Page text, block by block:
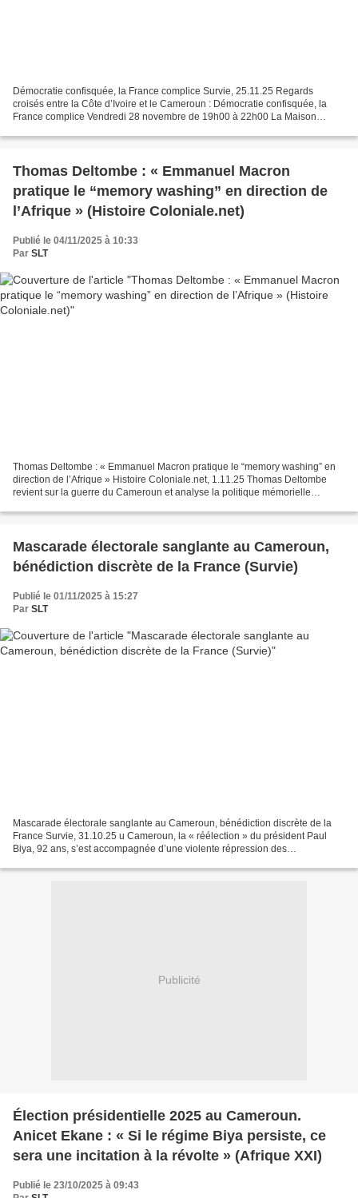
Démocratie confisquée, la France complice Survie, 25.11.25 Regards
croisés entre la Côte d’Ivoire et le Cameroun : Démocratie confisquée, la
France complice Vendredi 28 novembre de 19h00 à 22h00 La Maison
Thomas Deltombe : « Emmanuel Macron
pratique le “memory washing” en direction de
l’Afrique » (Histoire Coloniale.net)
Publié le 04/11/2025 à 10:33
Par SLT
Thomas Deltombe : « Emmanuel Macron pratique le “memory washing” en
direction de l’Afrique » Histoire Coloniale.net, 1.11.25 Thomas Deltombe
revient sur la guerre du Cameroun et analyse la politique mémorielle
Mascarade électorale sanglante au Cameroun,
bénédiction discrète de la France (Survie)
Publié le 01/11/2025 à 15:27
Par SLT
Mascarade électorale sanglante au Cameroun, bénédiction discrète de la
France Survie, 31.10.25 u Cameroun, la « réélection » du président Paul
Biya, 92 ans, s’est accompagnée d’une violente répression des
Publicité
Élection présidentielle 2025 au Cameroun.
Anicet Ekane : « Si le régime Biya persiste, ce
sera une incitation à la révolte » (Afrique XXI)
Publié le 23/10/2025 à 09:43